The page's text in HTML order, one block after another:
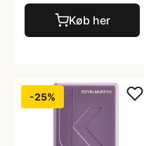
Køb her
-25%